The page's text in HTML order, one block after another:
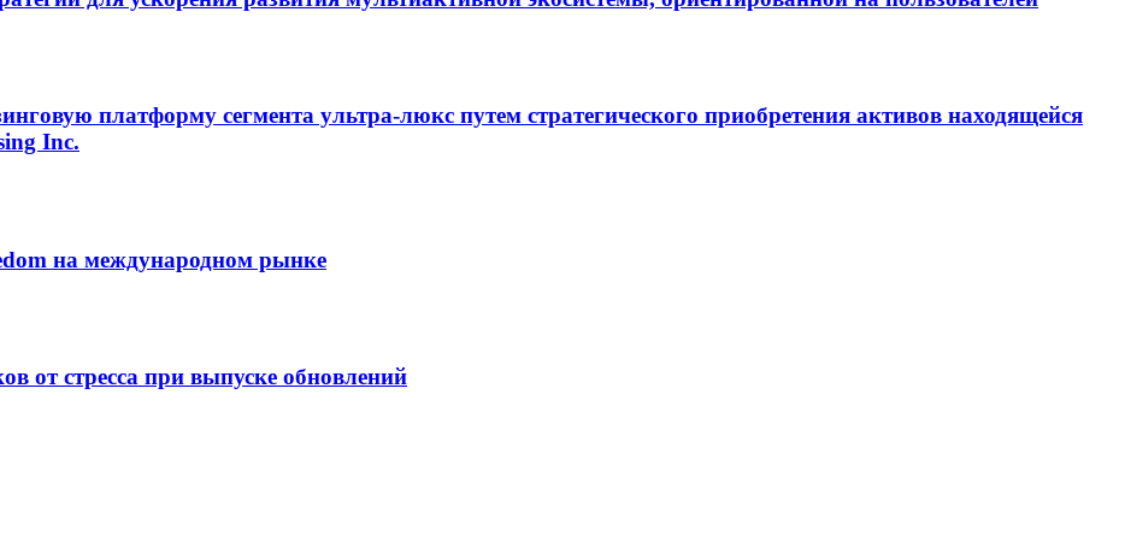
платформу сегмента ультра-люкс путем стратегического приобретения активов находящейся
Inc.
на международном рынке
от стресса при выпуске обновлений